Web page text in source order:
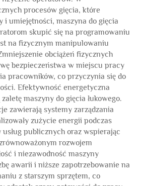
procesów gięcia, które
i umiejętności, maszyna do gięcia
skupić się na programowaniu
na fizycznym manipulowaniu
obciążeń fizycznych
bezpieczeństwa w miejscu pracy
pracowników, co przyczynia się do
Efektywność energetyczna
maszyny do gięcia łukowego.
zawierają systemy zarządzania
zużycie energii podczas
publicznych oraz wspierając
rozwojem
i niezawodność maszyny
awarii i niższe zapotrzebowanie na
z starszym sprzętem, co